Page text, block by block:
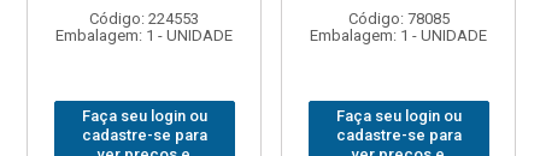
Código: 224553
Embalagem: 1 - UNIDADE
Faça seu login ou
cadastre-se para
Código: 78085
Embalagem: 1 - UNIDADE
Faça seu login ou
cadastre-se para